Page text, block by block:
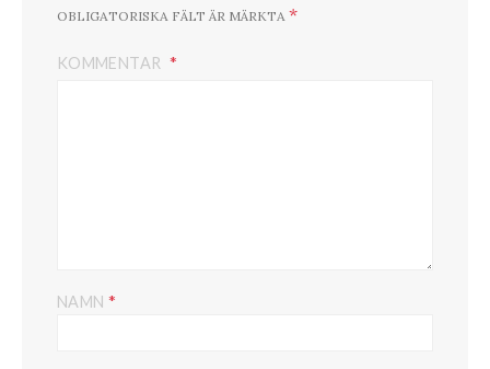
OBLIGATORISKA FÄLT ÄR MÄRKTA *
KOMMENTAR
NAMN *